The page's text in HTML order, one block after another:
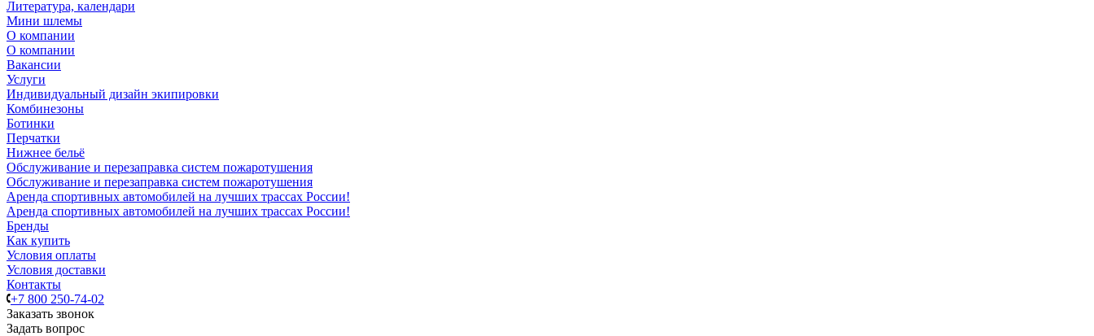
Литература, календари
Мини шлемы
О компании
О компании
Вакансии
Услуги
Индивидуальный дизайн экипировки
Комбинезоны
Ботинки
Перчатки
Нижнее бельё
Обслуживание и перезаправка систем пожаротушения
Обслуживание и перезаправка систем пожаротушения
Аренда спортивных автомобилей на лучших трассах России!
Аренда спортивных автомобилей на лучших трассах России!
Бренды
Как купить
Условия оплаты
Условия доставки
Контакты
+7 800 250-74-02
Заказать звонок
Задать вопрос